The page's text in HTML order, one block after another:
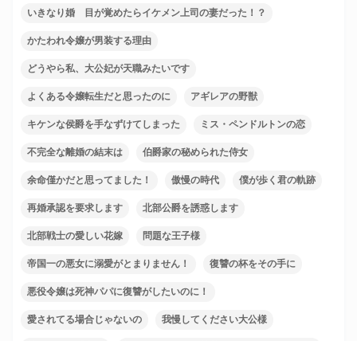
いきなり婚 目が覚めたらイケメン上司の妻だった！？
かたわれ令嬢が男装する理由
どうやら私、大公妃が天職みたいです
よくある令嬢転生だと思ったのに アギレアの野獣
キケンな侯爵を手なずけてしまった ミス・ペンドルトンの恋
不完全な離婚の結末は 伯爵家の秘められた侍女
余命僅かだと思ってました！ 傲慢の時代 僕が歩く君の軌跡
再婚承認を要求します 北部公爵を誘惑します
北部戦士の愛しい花嫁 問題な王子様
帝国一の悪女に溺愛がとまりません！ 復讐の杯をその手に
悪役令嬢は死神パパに復讐がしたいのに！
愛されてる場合じゃないの 我慢してください大公様